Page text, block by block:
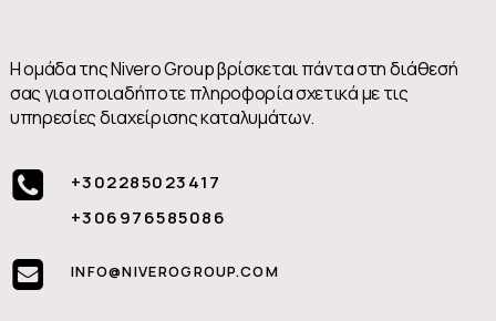
Η ομάδα της Nivero Group βρίσκεται πάντα στη διάθεσή
σας για οποιαδήποτε πληροφορία σχετικά με τις
υπηρεσίες διαχείρισης καταλυμάτων.
+302285023417
+306976585086
INFO@NIVEROGROUP.COM